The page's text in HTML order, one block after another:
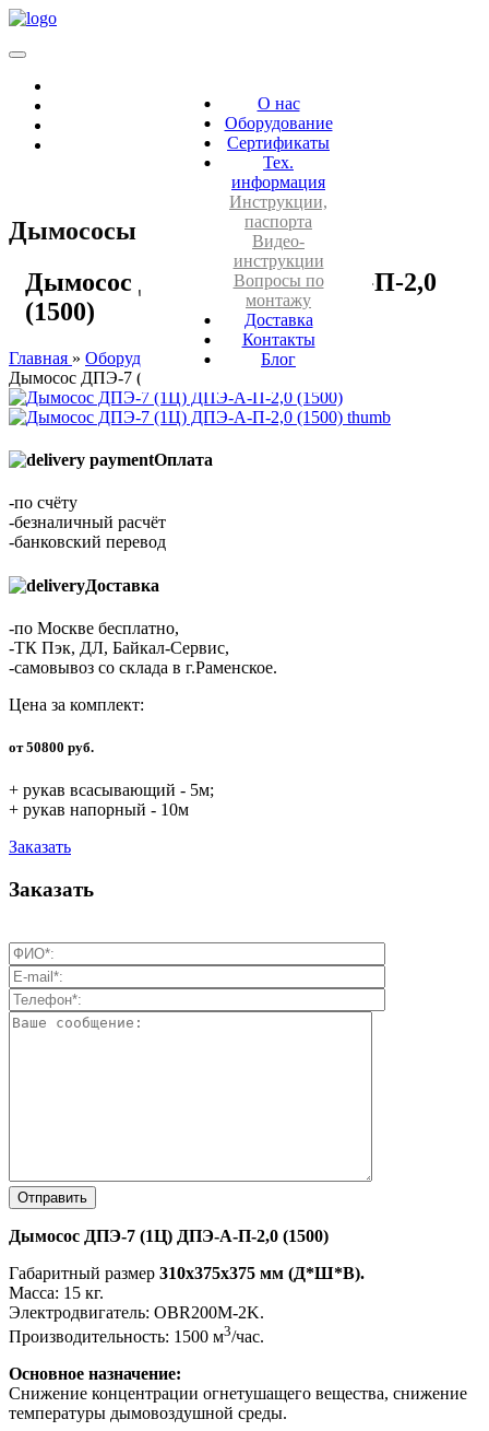
О нас
Оборудование
Сертификаты
Тех.
информация
Инструкции,
паспорта
Видео-
инструкции
Вопросы по
монтажу
Доставка
Контакты
Блог
Дымососы ДПЭ
Дымосос ДПЭ-7 (1Ц) ДПЭ-А-П-2,0
(1500)
Главная Оборудование
Дымососы ДПЭ
Дымосос ДПЭ-7 (1Ц)
Оплата
-по счёту
-безналичный расчёт
-банковский перевод
Доставка
-по Москве бесплатно,
-ТК Пэк, ДЛ, Байкал-Сервис,
-самовывоз со склада в г.Раменское.
Цена за комплект:
от 50800 руб.
+ рукав всасывающий - 5м;
+ рукав напорный - 10м
Заказать
Заказать
Дымосос ДПЭ-7 (1Ц) ДПЭ-А-П-2,0 (1500)
Габаритный размер 310х375х375 мм (Д*Ш*В).
Масса: 15 кг.
Электродвигатель: OBR200M-2K.
Производительность: 1500 м3/час.
Основное назначение:
Снижение концентрации огнетушащего вещества, снижение
температуры дымовоздушной среды.